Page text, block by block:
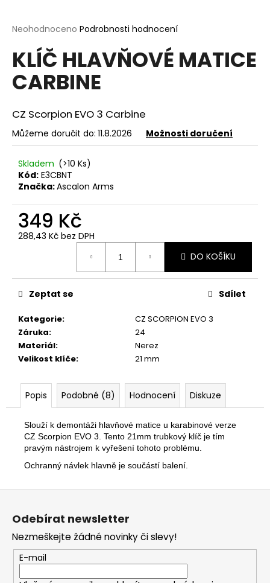
Průměrné
produktu
je
0,0
z
hvězdiček.
Neohodnoceno Podrobnosti hodnocení
KLÍČ HLAVŇOVÉ MATICE
CARBINE
CZ Scorpion EVO 3 Carbine
Můžeme doručit do: 11.8.2026 Možnosti doručení
Skladem (>10 Ks)
Kód: E3CBNT
Značka:Ascalon Arms
349 Kč
288,43 Kč bez DPH
DO KOŠÍKU
Kategorie:
CZ SCORPION EVO 3
Záruka:
24
Materiál:
Nerez
Velikost klíče: 21 mm
Zeptat se Sdílet
Popis Podobné (8) Hodnocení Diskuze
Slouží k demontáži hlavňové matice u karabinové verze
CZ Scorpion EVO 3. Tento 21mm trubkový klíč je tím
pravým nástrojem k vyřešení tohoto problému.
Ochranný návlek hlavně je součástí balení.
j
t
?
HLEDAT
D
o
p
o
e
m
e
ERGON
GLOCK
1
590
Kč
Z
Odebírat newsletter
Nezmeškejte žádné novinky či slevy!
E-mail